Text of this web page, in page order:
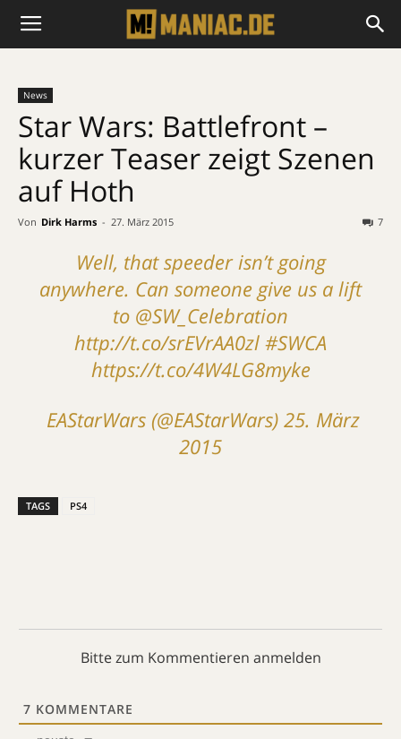
News
Star Wars: Battlefront –
kurzer Teaser zeigt Szenen
auf Hoth
Von Dirk Harms - 27. März 2015 7
Well, that speeder isn’t going
anywhere. Can someone give us a lift
to @SW_Celebration
http://t.co/srEVrAA0zl #SWCA
https://t.co/4W4LG8myke
 EAStarWars (@EAStarWars) 25. März
2015
TAGS PS4
Bitte zum Kommentieren anmelden
7 KOMMENTARE